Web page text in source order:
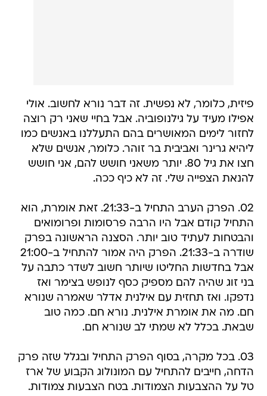
פיזית, כלומר, לא נפשית. זה דבר נורא לחשוב. אולי
אפילו מעיד על גילנופוביה. אבל בחיי שאני רק רוצה
לחזור לימים המאושרים בהם התעללנו באנשים כמו
ליהיא גרינר ואביבית בר זוהר. כלומר, אנשים שלא
חצו את גיל 80. יותר משאני חושש להם, אני חושש
להנאת הצפייה שלי. זה לא כיף ככה.
02. הפרק הערב התחיל ב-21:33. זאת אומרת, הוא
התחיל קודם אבל היו הרבה פרסומות ופרומואים
והבטחות לעתיד טוב יותר. הסצנה הראשונה בפרק
שודרה ב-21:33. הפרק היה אמור להתחיל ב-21:00
אבל בחדשות החליטו שיותר חשוב לשדר כתבה על
בני זוג שהיה להם מספיק כסף לנופש בצימר ואז
נדפקו. ואז תחזית עם אילנית אדלר שאמרה שנורא
חם. מה את אומרת אילנית. נורא חם. כמה טוב
שבאת. בכלל לא שמתי לב שנורא חם.
03. בכל מקרה, בסוף הפרק התחיל ובגלל שזה פרק
הדחה, חייבים להתחיל עם המונולוג הקבוע של ארז
טל על ההצבעות הצמודות. בטח הצבעות צמודות.